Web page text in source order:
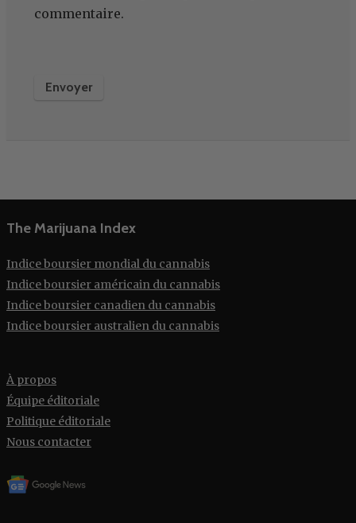
commentaire.
The Marijuana Index
Indice boursier mondial du cannabis
Indice boursier américain du cannabis
Indice boursier canadien du cannabis
Indice boursier australien du cannabis
À propos
Équipe éditoriale
Politique éditoriale
Nous contacter